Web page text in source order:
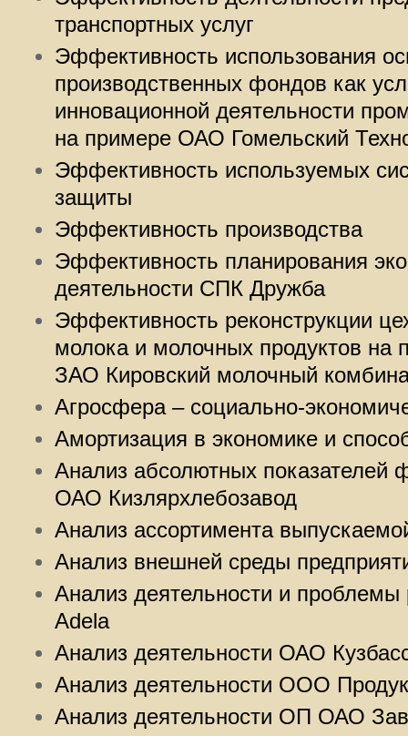
транспортных услуг
Эффективность использования
производственных фондов как
инновационной деятельности
на примере ОАО Гомельский
Эффективность используемых
защиты
Эффективность производства
Эффективность планирования
деятельности СПК Дружба
Эффективность реконструкции
молока и молочных продуктов на
ЗАО Кировский молочный
Агросфера – социально-
Амортизация в экономике и
Анализ абсолютных показателей
ОАО Кизлярхлебозавод
Анализ ассортимента
Анализ внешней среды
Анализ деятельности и
Adela
Анализ деятельности ОАО
Анализ деятельности ООО
Анализ деятельности ОП ОАО